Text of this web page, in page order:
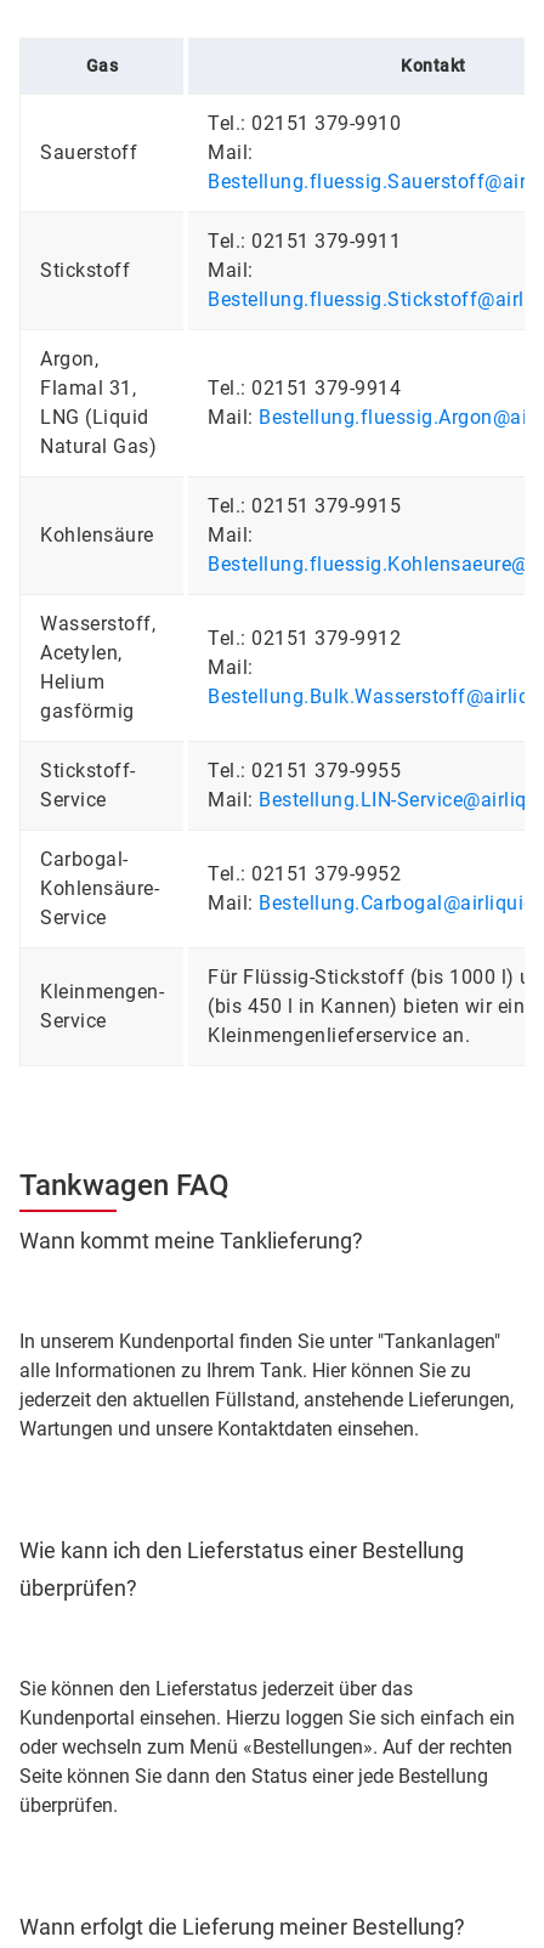
Gas Kontakt
Sauerstoff
Tel.: 02151 379-9910
Mail:
Stickstoff
Tel.: 02151 379-9911
Mail:
Argon,
Flamal 31,
LNG (Liquid
Natural Gas)
Tel.: 02151 379-9914
Mail:
Kohlensäure
Tel.: 02151 379-9915
Mail:
Wasserstoff,
Acetylen,
Helium
gasförmig
Tel.: 02151 379-9912
Mail:
Stickstoff-
Service
Tel.: 02151 379-9955
Mail: Bestellung.LIN-
Carbogal-
Kohlensäure-
Service
Tel.: 02151 379-9952
Mail:
Kleinmengen-
Service
Für Flüssig-Stickstoff (bis 1000 l)
(bis 450 l in Kannen) bieten wir
Kleinmengenlieferservice an.
Tankwagen FAQ
Wann kommt meine Tanklieferung?
In unserem Kundenportal finden Sie unter "Tankanlagen"
alle Informationen zu Ihrem Tank. Hier können Sie zu
jederzeit den aktuellen Füllstand, anstehende Lieferungen,
Wartungen und unsere Kontaktdaten einsehen.
Wie kann ich den Lieferstatus einer Bestellung
überprüfen?
Sie können den Lieferstatus jederzeit über das
Kundenportal einsehen. Hierzu loggen Sie sich einfach ein
oder wechseln zum Menü «Bestellungen». Auf der rechten
Seite können Sie dann den Status einer jede Bestellung
überprüfen.
Wann erfolgt die Lieferung meiner Bestellung?